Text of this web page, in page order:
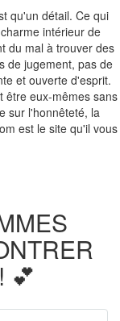
qu'un détail. Ce qui
intérieur de
du mal à trouver des
de jugement, pas de
et ouverte d'esprit.
être eux-mêmes sans
sur l'honnêteté, la
est le site qu'il vous
💕